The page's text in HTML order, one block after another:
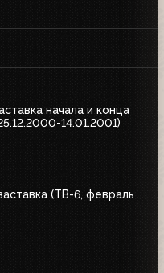
начала и конца
14.01.2001)
(ТВ-6, февраль